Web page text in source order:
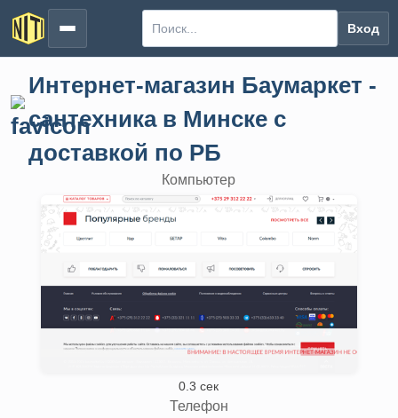
Вход
Интернет-магазин Баумаркет -
сантехника в Минске с
доставкой по РБ
Компьютер
0.3 сек
Телефон